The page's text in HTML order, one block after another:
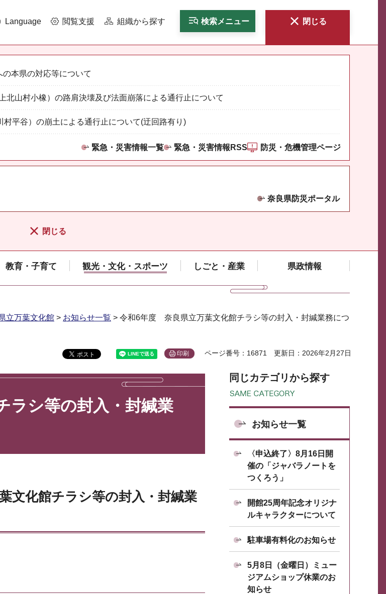
Language 閲覧支援 組織から探す 検索メニュー 閉じる
本県の対応等について
北山村小橡）の路肩決壊及び法面崩落による通行止について
村平谷）の崩土による通行止について(迂回路有り)
緊急・災害情報一覧 緊急・災害情報RSS 防災・危機管理ページ
奈良県防災ポータル
閉じる
教育・子育て 観光・文化・スポーツ しごと・産業 県政情報
立万葉文化館 > お知らせ一覧 > 令和6年度 奈良県立万葉文化館チラシ等の封入・封緘業務につ
印刷 ページ番号：16871 更新日：2026年2月27日
シ等の封入・封緘業
化館チラシ等の封入・封緘業
同じカテゴリから探す
お知らせ一覧
〈申込終了〉8月16日開
催の「ジャバラノートを
つくろう」
開館25周年記念オリジナ
ルキャラクターについて
駐車場有料化のお知らせ
5月8日（金曜日）ミュー
ジアムショップ休業のお
知らせ